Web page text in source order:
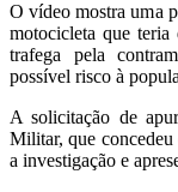
O vídeo mostra uma
motocicleta que teria
trafega pela
possível risco à
A solicitação de
Militar, que
a investigação e